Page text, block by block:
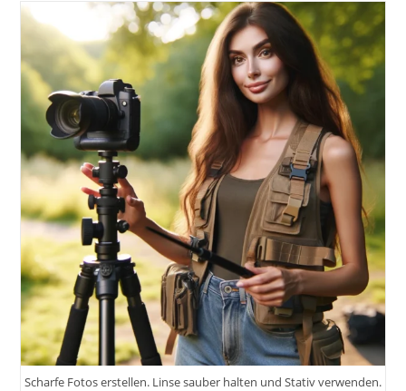
Bildrauschen:
Ein
Leitfaden
Für
Kreative
In
Fotografie
Und
Film
Scharfe Fotos erstellen. Linse sauber halten und Stativ verwenden.